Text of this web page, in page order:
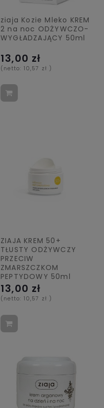
ziaja Kozie Mleko KREM
2 na noc ODŻYWCZO-
WYGŁADZAJĄCY 50ml
13,00 zł
(netto: 10,57 zł )
ZIAJA KREM 50+
TŁUSTY ODŻYWCZY
PRZECIW
ZMARSZCZKOM
PEPTYDOWY 50ml
13,00 zł
(netto: 10,57 zł )